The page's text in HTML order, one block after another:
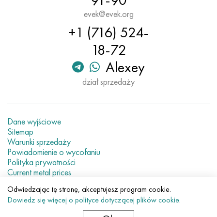
evek@evek.org
+1 (716) 524-
18-72
Alexey
dział sprzedaży
Dane wyjściowe
Sitemap
Warunki sprzedaży
Powiadomienie o wycofaniu
Polityka prywatności
Current metal prices
© 2007–2026 «Evek GmbH»
Korzystanie z zawartości strony internetowej bez
bezpośredniego odniesienia jest zabronione.
Odwiedzając tę stronę, akceptujesz program cookie.
Dowiedz się więcej o polityce dotyczącej plików cookie.